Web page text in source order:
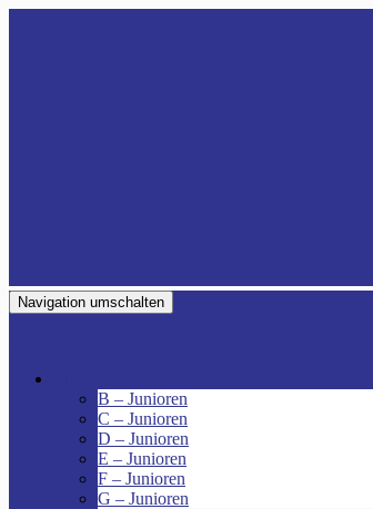
Navigation umschalten
B – Junioren
C – Junioren
D – Junioren
E – Junioren
F – Junioren
G – Junioren